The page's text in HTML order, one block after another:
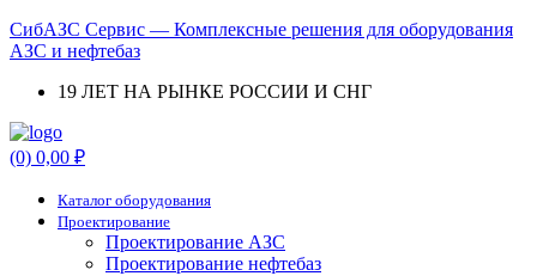
СибАЗС Сервис — Комплексные решения для оборудования
АЗС и нефтебаз
19 ЛЕТ НА РЫНКЕ РОССИИ И СНГ
Menu
(0) 0,00 ₽
Каталог оборудования
Проектирование
Проектирование АЗС
Проектирование нефтебаз